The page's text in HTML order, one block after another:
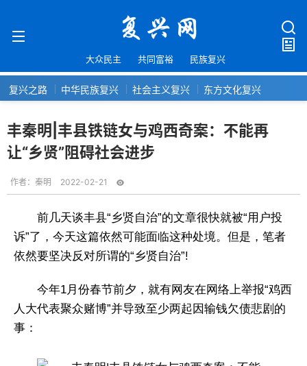
大众民主 共同富裕 民族复兴
复兴之路 中华民族复兴 社会主义复兴 东方文化复兴
丰秦明|丰县铁链女与鸡西奇案：不能再
让“乡贤”阻碍社会进步
作者： 秦明 2022-02-21
前几天谈丰县“乡贤自治”的文章很快就被“用户投
诉”了，今天这篇依然可能面临这种处境。但是，笔者
依然要坚决反对所谓的“乡贤自治”!
今年1月份春节前夕，就有网友在网络上举报“鸡西
人大代表聚众赌博”并导致至少两起因输钱欠债悲剧的
事：